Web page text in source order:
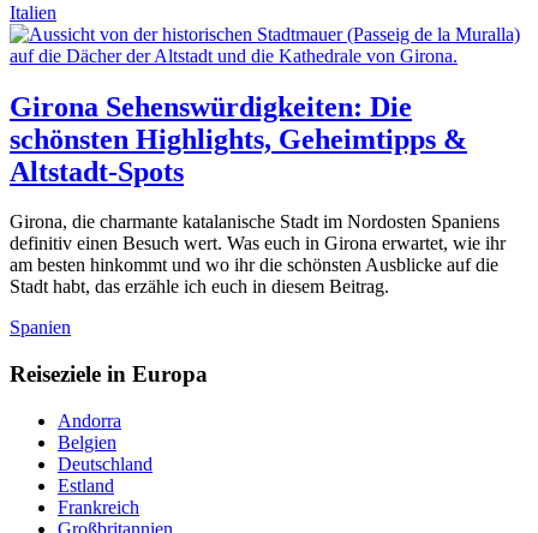
Italien
Girona Sehenswürdigkeiten: Die
schönsten Highlights, Geheimtipps &
Altstadt-Spots
Girona, die charmante katalanische Stadt im Nordosten Spaniens
definitiv einen Besuch wert. Was euch in Girona erwartet, wie ihr
am besten hinkommt und wo ihr die schönsten Ausblicke auf die
Stadt habt, das erzähle ich euch in diesem Beitrag.
Spanien
Reiseziele in Europa
Andorra
Belgien
Deutschland
Estland
Frankreich
Großbritannien